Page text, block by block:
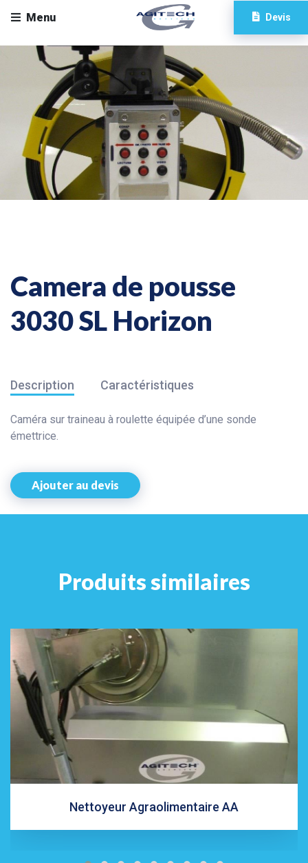
Menu Devis
Camera de pousse
3030 SL Horizon
Description Caractéristiques
Caméra sur traineau à roulette équipée d’une sonde
émettrice.
Ajouter au devis
Produits similaires
Nettoyeur Agraolimentaire AA